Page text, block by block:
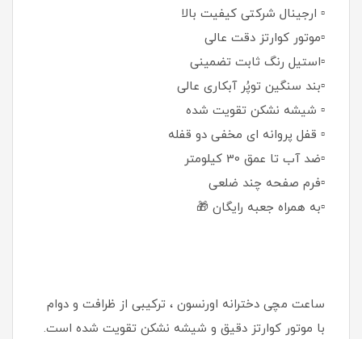
▫️ ارجینال شرکتی کیفیت بالا
▫️موتور کوارتز دقت عالی
▫️استیل رنگ ثابت تضمینی
▫️بند سنگین توپُر آبکاری عالی
▫️ شیشه نشکن تقویت شده
▫️ قفل پروانه ای مخفی دو قفله
▫️ضد آب تا عمق 30 کیلومتر
▫️فرم صفحه چند ضلعی
▫️به همراه جعبه رایگان 🎁
ساعت مچی دخترانه اورنسون ، ترکیبی از ظرافت و دوام
با موتور کوارتز دقیق و شیشه نشکن تقویت شده است.